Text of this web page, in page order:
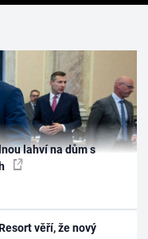
lahví na dům s
věří, že nový